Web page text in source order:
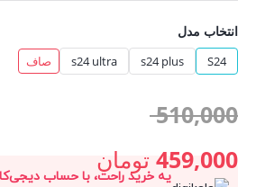
انتخاب مدل
S24
s24 plus
s24 ultra صاف
510,000
اصلی: 459,000 تومان
یه خرید راحت، با حساب